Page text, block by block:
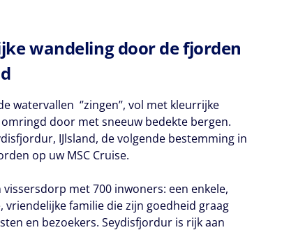
wandeling door de fjorden
watervallen ‘’zingen’’, vol met kleurrijke
door met sneeuw bedekte bergen.
IJlsland, de volgende bestemming in
op uw MSC Cruise.
vissersdorp met 700 inwoners: een enkele,
vriendelijke familie die zijn goedheid graag
en bezoekers. Seydisfjordur is rijk aan